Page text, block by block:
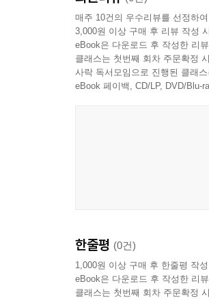
매주 10건의 우수리뷰를 선정하
3,000원 이상 구매 후 리뷰 작성 시
eBook은 다운로드 후 작성한 리
클래스는 첫번째 회차 주문확정
사락 독서모임으로 진행된 클래
eBook 페이백, CD/LP, DVD/Blu-
한줄평 (0건)
1,000원 이상 구매 후 한줄평 작성
eBook은 다운로드 후 작성한 리
클래스는 첫번째 회차 주문확정